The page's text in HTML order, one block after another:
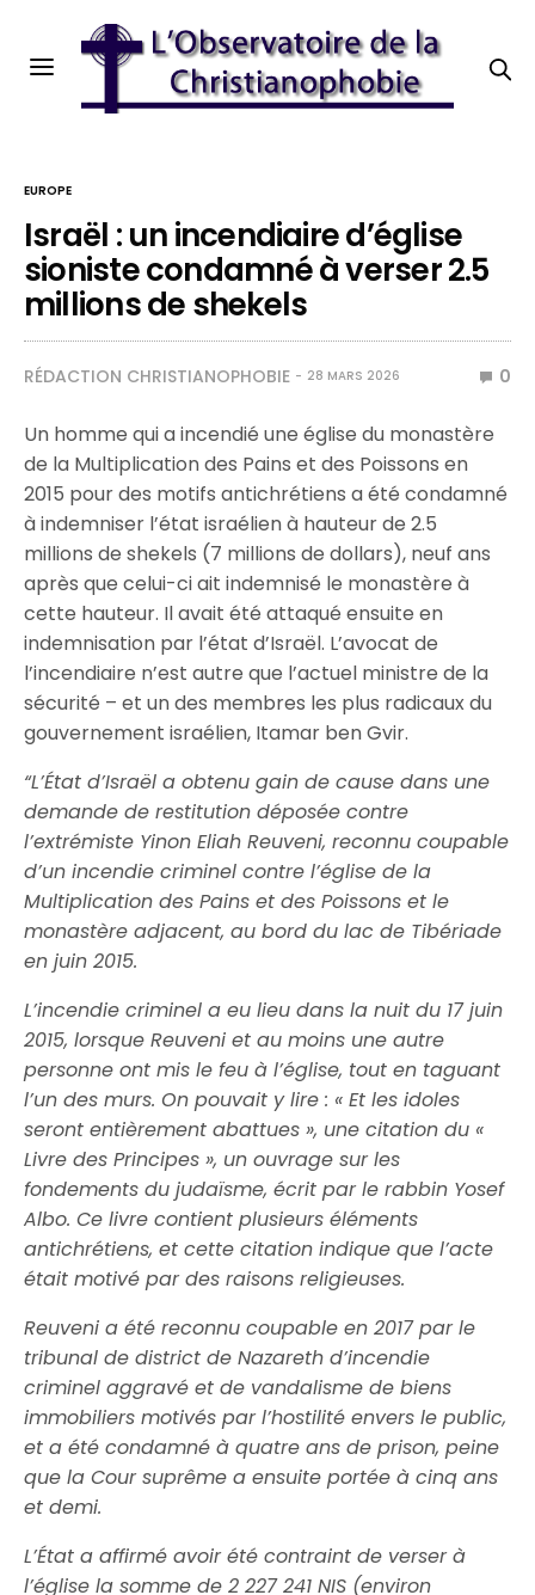
EUROPE
Israël : un incendiaire d’église
sioniste condamné à verser 2.5
millions de shekels
RÉDACTION CHRISTIANOPHOBIE 28 MARS 2026 0
Un homme qui a incendié une église du monastère
de la Multiplication des Pains et des Poissons en
2015 pour des motifs antichrétiens a été condamné
à indemniser l’état israélien à hauteur de 2.5
millions de shekels (7 millions de dollars), neuf ans
après que celui-ci ait indemnisé le monastère à
cette hauteur. Il avait été attaqué ensuite en
indemnisation par l’état d’Israël. L’avocat de
l’incendiaire n’est autre que l’actuel ministre de la
sécurité – et un des membres les plus radicaux du
gouvernement israélien, Itamar ben Gvir.
“L’État d’Israël a obtenu gain de cause dans une
demande de restitution déposée contre
l’extrémiste Yinon Eliah Reuveni, reconnu coupable
d’un incendie criminel contre l’église de la
Multiplication des Pains et des Poissons et le
monastère adjacent, au bord du lac de Tibériade
en juin 2015.
L’incendie criminel a eu lieu dans la nuit du 17 juin
2015, lorsque Reuveni et au moins une autre
personne ont mis le feu à l’église, tout en taguant
l’un des murs. On pouvait y lire : « Et les idoles
seront entièrement abattues », une citation du «
Livre des Principes », un ouvrage sur les
fondements du judaïsme, écrit par le rabbin Yosef
Albo. Ce livre contient plusieurs éléments
antichrétiens, et cette citation indique que l’acte
était motivé par des raisons religieuses.
Reuveni a été reconnu coupable en 2017 par le
tribunal de district de Nazareth d’incendie
criminel aggravé et de vandalisme de biens
immobiliers motivés par l’hostilité envers le public,
et a été condamné à quatre ans de prison, peine
que la Cour suprême a ensuite portée à cinq ans
et demi.
L’État a affirmé avoir été contraint de verser à
l’église la somme de 2 227 241 NIS (environ